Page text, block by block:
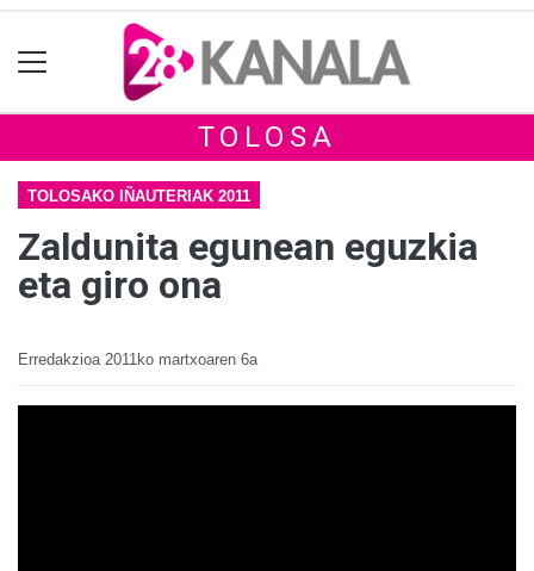
TOLOSA
TOLOSAKO IÑAUTERIAK 2011
Zaldunita egunean eguzkia
eta giro ona
Erredakzioa 2011ko martxoaren 6a